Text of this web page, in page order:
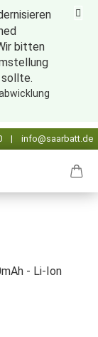
bitten
sollte.
- Li-Ion